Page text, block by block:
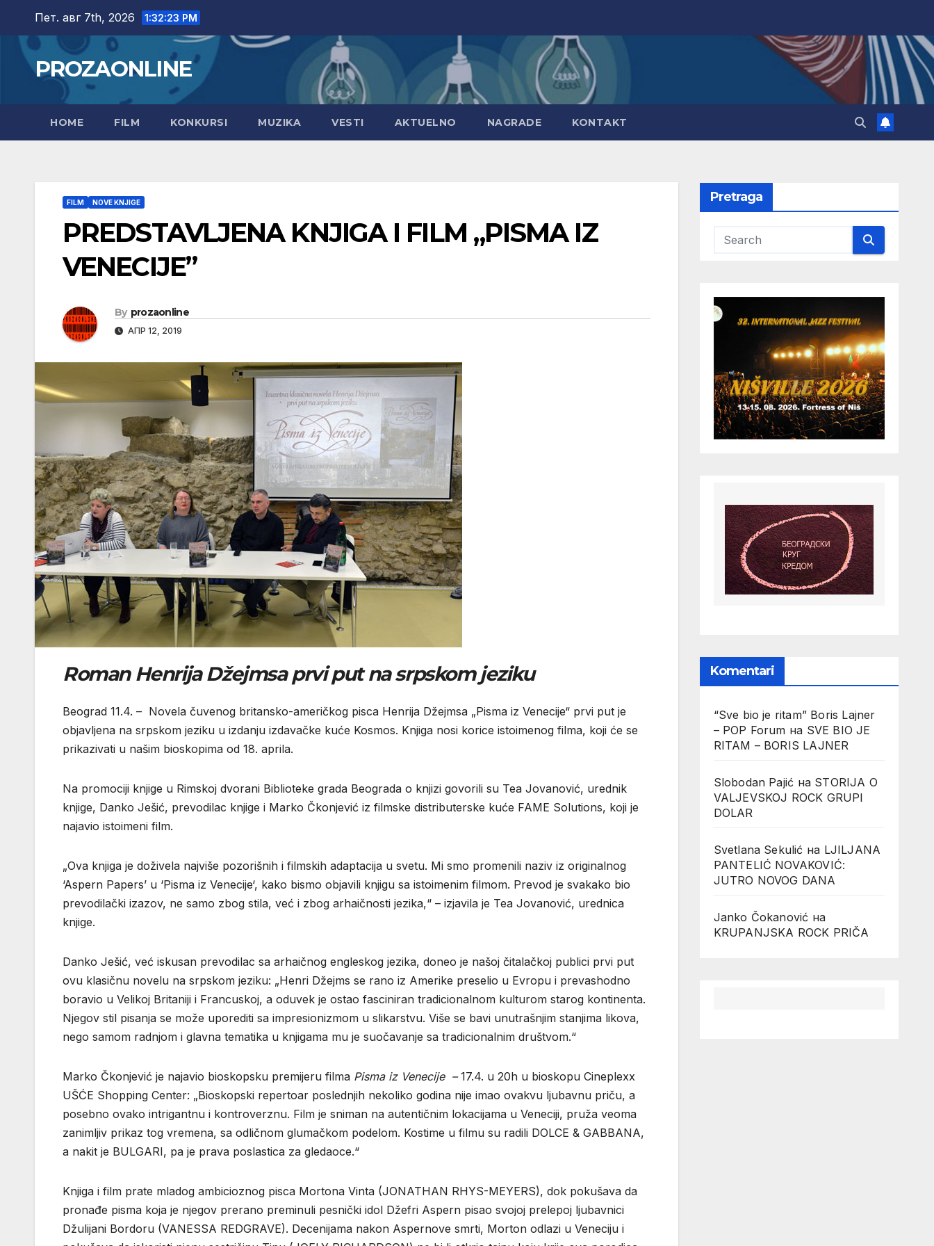
content
Пет. авг 7th, 2026 1:32:24 PM
PROZAONLINE
HOME FILM KONKURSI MUZIKA VESTI AKTUELNO NAGRADE KONTAKT
FILM NOVE KNJIGE
PREDSTAVLJENA KNJIGA I FILM „PISMA IZ
VENECIJE”
By prozaonline
АПР 12, 2019
Roman Henrija Džejmsa prvi put na srpskom jeziku
Beograd 11.4. – Novela čuvenog britansko-američkog pisca Henrija Džejmsa „Pisma iz Venecije“ prvi put je
objavljena na srpskom jeziku u izdanju izdavačke kuće Kosmos. Knjiga nosi korice istoimenog filma, koji će se
prikazivati u našim bioskopima od 18. aprila.
Na promociji knjige u Rimskoj dvorani Biblioteke grada Beograda o knjizi govorili su Tea Jovanović, urednik
knjige, Danko Ješić, prevodilac knjige i Marko Čkonjević iz filmske distributerske kuće FAME Solutions, koji je
najavio istoimeni film.
„Ova knjiga je doživela najviše pozorišnih i filmskih adaptacija u svetu. Mi smo promenili naziv iz originalnog
‘Aspern Papers’ u ‘Pisma iz Venecije‘, kako bismo objavili knjigu sa istoimenim filmom. Prevod je svakako bio
prevodilački izazov, ne samo zbog stila, već i zbog arhaičnosti jezika,“ – izjavila je Tea Jovanović, urednica
knjige.
Danko Ješić, već iskusan prevodilac sa arhaičnog engleskog jezika, doneo je našoj čitalačkoj publici prvi put
ovu klasičnu novelu na srpskom jeziku: „Henri Džejms se rano iz Amerike preselio u Evropu i prevashodno
boravio u Velikoj Britaniji i Francuskoj, a oduvek je ostao fasciniran tradicionalnom kulturom starog kontinenta.
Njegov stil pisanja se može uporediti sa impresionizmom u slikarstvu. Više se bavi unutrašnjim stanjima likova,
nego samom radnjom i glavna tematika u knjigama mu je suočavanje sa tradicionalnim društvom.“
Marko Čkonjević je najavio bioskopsku premijeru filma Pisma iz Venecije –17.4. u 20h u bioskopu Cineplexx
UŠĆE Shopping Center: „Bioskopski repertoar poslednjih nekoliko godina nije imao ovakvu ljubavnu priču, a
posebno ovako intrigantnu i kontroverznu. Film je sniman na autentičnim lokacijama u Veneciji, pruža veoma
zanimljiv prikaz tog vremena, sa odličnom glumačkom podelom. Kostime u filmu su radili DOLCE & GABBANA,
a nakit je BULGARI, pa je prava poslastica za gledaoce.“
Knjiga i film prate mladog ambicioznog pisca Mortona Vinta (JONATHAN RHYS-MEYERS), dok pokušava da
pronađe pisma koja je njegov prerano preminuli pesnički idol Džefri Aspern pisao svojoj prelepoj ljubavnici
Džulijani Bordoru (VANESSA REDGRAVE). Decenijama nakon Aspernove smrti, Morton odlazi u Veneciju i
Pretraga
Komentari
“Sve bio je ritam” Boris Lajner
– POP Forum на SVE BIO JE
RITAM – BORIS LAJNER
Slobodan Pajić на STORIJA O
VALJEVSKOJ ROCK GRUPI
DOLAR
Svetlana Sekulić на LJILJANA
PANTELIĆ NOVAKOVIĆ:
JUTRO NOVOG DANA
Janko Čokanović на
KRUPANJSKA ROCK PRIČA